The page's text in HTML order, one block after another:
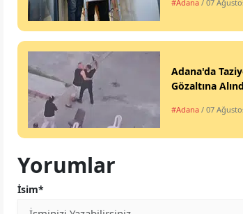
#Adana / 07
Adana'da
Gözaltına
#Adana / 07
Yorumlar
İsim*